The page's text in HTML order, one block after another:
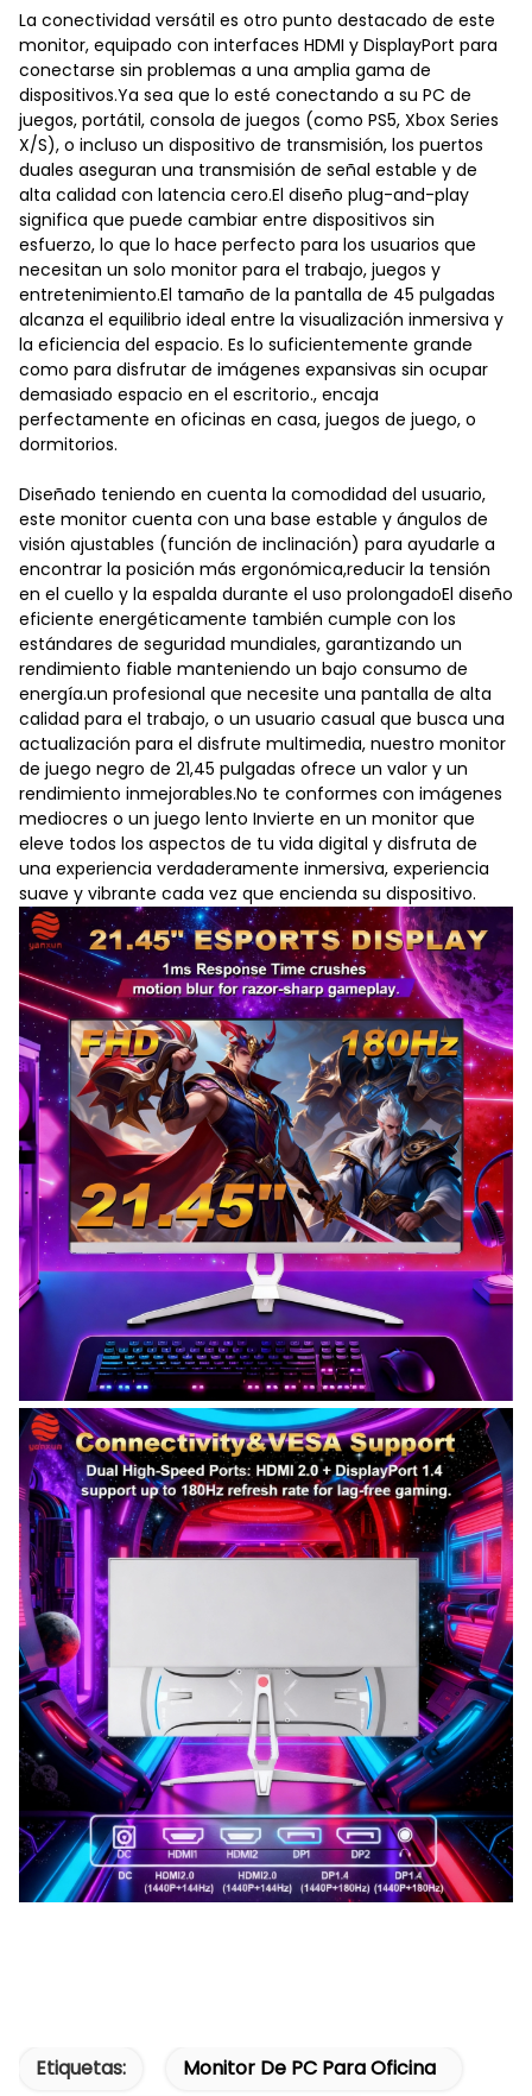
La conectividad versátil es otro punto destacado de este
monitor, equipado con interfaces HDMI y DisplayPort para
conectarse sin problemas a una amplia gama de
dispositivos.Ya sea que lo esté conectando a su PC de
juegos, portátil, consola de juegos (como PS5, Xbox Series
X/S), o incluso un dispositivo de transmisión, los puertos
duales aseguran una transmisión de señal estable y de
alta calidad con latencia cero.El diseño plug-and-play
significa que puede cambiar entre dispositivos sin
esfuerzo, lo que lo hace perfecto para los usuarios que
necesitan un solo monitor para el trabajo, juegos y
entretenimiento.El tamaño de la pantalla de 45 pulgadas
alcanza el equilibrio ideal entre la visualización inmersiva y
la eficiencia del espacio. Es lo suficientemente grande
como para disfrutar de imágenes expansivas sin ocupar
demasiado espacio en el escritorio., encaja
perfectamente en oficinas en casa, juegos de juego, o
dormitorios.
Diseñado teniendo en cuenta la comodidad del usuario,
este monitor cuenta con una base estable y ángulos de
visión ajustables (función de inclinación) para ayudarle a
encontrar la posición más ergonómica,reducir la tensión
en el cuello y la espalda durante el uso prolongadoEl diseño
eficiente energéticamente también cumple con los
estándares de seguridad mundiales, garantizando un
rendimiento fiable manteniendo un bajo consumo de
energía.un profesional que necesite una pantalla de alta
calidad para el trabajo, o un usuario casual que busca una
actualización para el disfrute multimedia, nuestro monitor
de juego negro de 21,45 pulgadas ofrece un valor y un
rendimiento inmejorables.No te conformes con imágenes
mediocres o un juego lento Invierte en un monitor que
eleve todos los aspectos de tu vida digital y disfruta de
una experiencia verdaderamente inmersiva, experiencia
suave y vibrante cada vez que encienda su dispositivo.